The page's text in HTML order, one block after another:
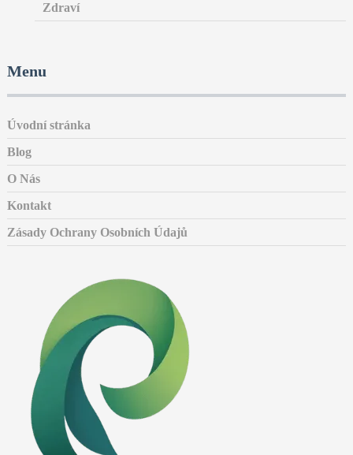
Zdraví
Menu
Úvodní stránka
Blog
O Nás
Kontakt
Zásady Ochrany Osobních Údajů